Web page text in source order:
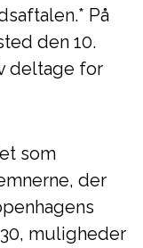
På
den 10.
deltage for
som
der
muligheder